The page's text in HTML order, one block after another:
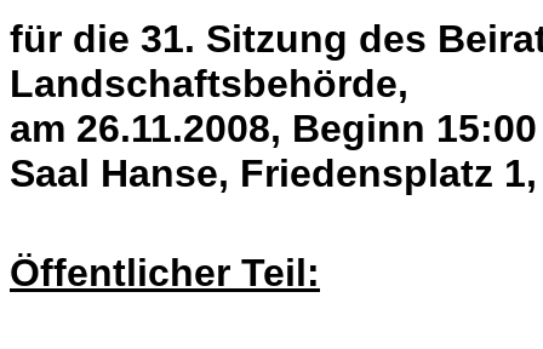
für die 31. Sitzung des
Landschaftsbehörde,
am 26.11.2008, Beginn
Saal Hanse, Friedensplatz
Öffentlicher Teil: